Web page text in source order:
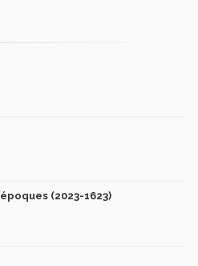
(2023-1623)